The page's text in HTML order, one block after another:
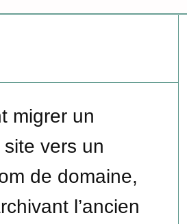
migrer un
vers un
de domaine,
l’ancien